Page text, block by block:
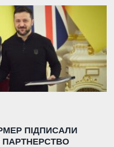
ПІДПИСАЛИ
ПАРТНЕРСТВО